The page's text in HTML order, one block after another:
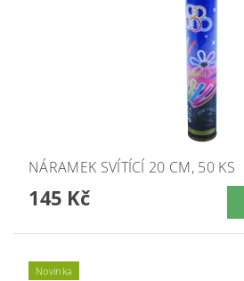
NÁRAMEK SVÍTÍCÍ 20 CM, 50 KS
145 Kč
Novinka